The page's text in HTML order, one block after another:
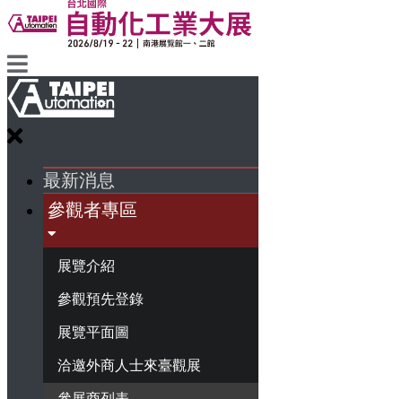
最新消息
參觀者專區
展覽介紹
參觀預先登錄
展覽平面圖
洽邀外商人士來臺觀展